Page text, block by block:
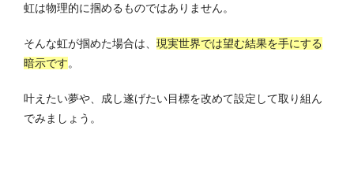
虹は物理的に掴めるものではありません。
そんな虹が掴めた場合は、 現実世界では望む結果を手にする
暗示です。
叶えたい夢や、成し遂げたい目標を改めて設定して取り組ん
でみましょう。